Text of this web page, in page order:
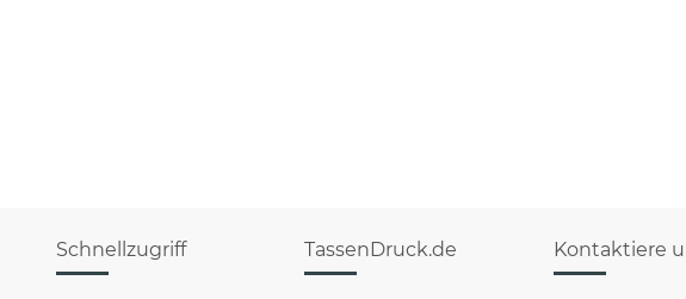
Schnellzugriff TassenDruck.de Kontaktiere